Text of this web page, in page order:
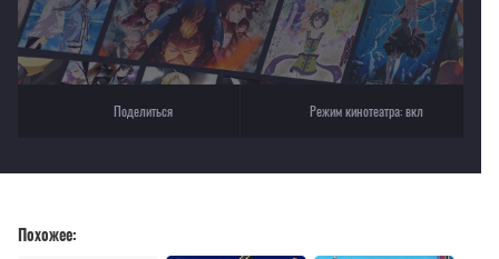
Поделиться Режим кинотеатра:вкл
Похожее: